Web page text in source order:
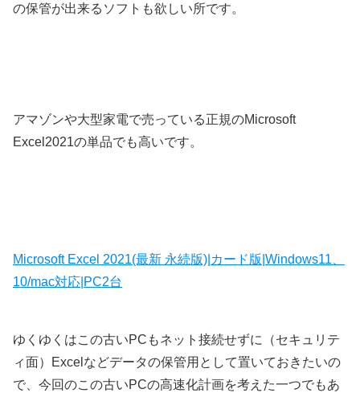
の保管が出来るソフトも欲しい所です。
アマゾンや大型家電で売っている正規のMicrosoft
Excel2021の単品でも高いです。
Microsoft Excel 2021(最新 永続版)|カード版|Windows11、
10/mac対応|PC2台
ゆくゆくはこの古いPCもネット接続せずに（セキュリテ
ィ面）Excelなどデータの保管用として置いておきたいの
で、今回のこの古いPCの高速化計画を考えた一つでもあ